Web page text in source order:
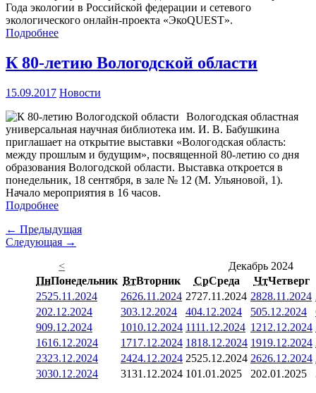
Года экологии в Российской федерации и сетевого
экологического онлайн-проекта «ЭкоQUEST».
Подробнее
К 80-летию Вологодской области
15.09.2017 Новости
Вологодская областная
универсальная научная библиотека им. И. В. Бабушкина
приглашает на открытие выставки «Вологодская область:
между прошлым и будущим», посвященной 80-летию со дня
образования Вологодской области. Выставка откроется в
понедельник, 18 сентября, в зале № 12 (М. Ульяновой, 1).
Начало мероприятия в 16 часов.
Подробнее
← Предыдущая
Следующая →
<
Декабрь 2024
ПнПонедельник ВтВторник СрСреда ЧтЧетверг
2525.11.2024 2626.11.2024 2727.11.2024 2828.11.2024
202.12.2024 303.12.2024 404.12.2024 505.12.2024
909.12.2024 1010.12.2024 1111.12.2024 1212.12.2024
1616.12.2024 1717.12.2024 1818.12.2024 1919.12.2024
2323.12.2024 2424.12.2024 2525.12.2024 2626.12.2024
3030.12.2024 3131.12.2024 101.01.2025 202.01.2025